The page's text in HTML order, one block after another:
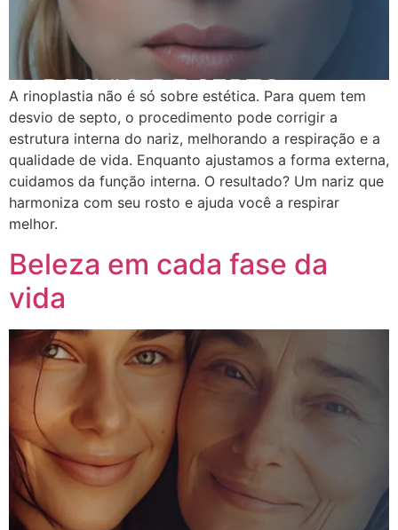
A rinoplastia não é só sobre estética. Para quem tem
desvio de septo, o procedimento pode corrigir a
estrutura interna do nariz, melhorando a respiração e a
qualidade de vida. Enquanto ajustamos a forma externa,
cuidamos da função interna. O resultado? Um nariz que
harmoniza com seu rosto e ajuda você a respirar
melhor.
Beleza em cada fase da
vida